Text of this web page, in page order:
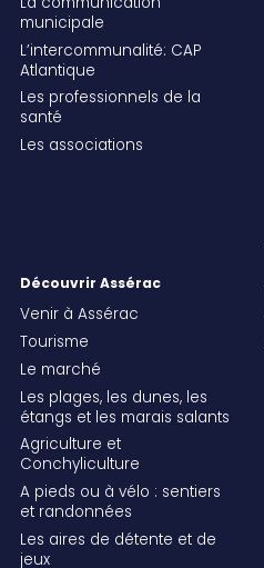
municipale
L’intercommunalité: CAP
Atlantique
Les professionnels de la
santé
Les associations
Découvrir Assérac
Venir à Assérac
Tourisme
Le marché
Les plages, les dunes, les
étangs et les marais salants
Agriculture et
Conchyliculture
A pieds ou à vélo : sentiers
et randonnées
Les aires de détente et de
jeux